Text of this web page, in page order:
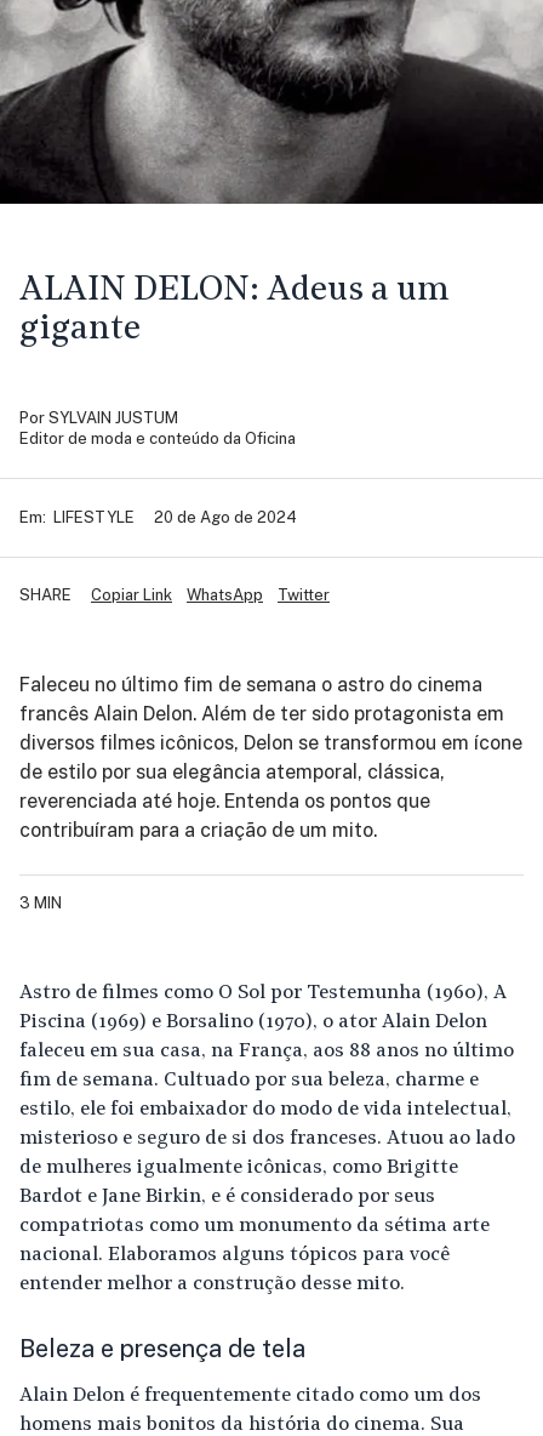
ALAIN DELON: Adeus a um
gigante
Por SYLVAIN JUSTUM
Editor de moda e conteúdo da Oficina
Em: LIFESTYLE 20 de Ago de 2024
Copiar Link WhatsApp Twitter
SHARE
Faleceu no último fim de semana o astro do cinema
francês Alain Delon. Além de ter sido protagonista em
diversos filmes icônicos, Delon se transformou em ícone
de estilo por sua elegância atemporal, clássica,
reverenciada até hoje. Entenda os pontos que
contribuíram para a criação de um mito.
3 MIN
Astro de filmes como O Sol por Testemunha (1960), A
Piscina (1969) e Borsalino (1970), o ator Alain Delon
faleceu em sua casa, na França, aos 88 anos no último
fim de semana. Cultuado por sua beleza, charme e
estilo, ele foi embaixador do modo de vida intelectual,
misterioso e seguro de si dos franceses. Atuou ao lado
de mulheres igualmente icônicas, como Brigitte
Bardot e Jane Birkin, e é considerado por seus
compatriotas como um monumento da sétima arte
nacional. Elaboramos alguns tópicos para você
entender melhor a construção desse mito.
Beleza e presença de tela
Alain Delon é frequentemente citado como um dos
homens mais bonitos da história do cinema. Sua